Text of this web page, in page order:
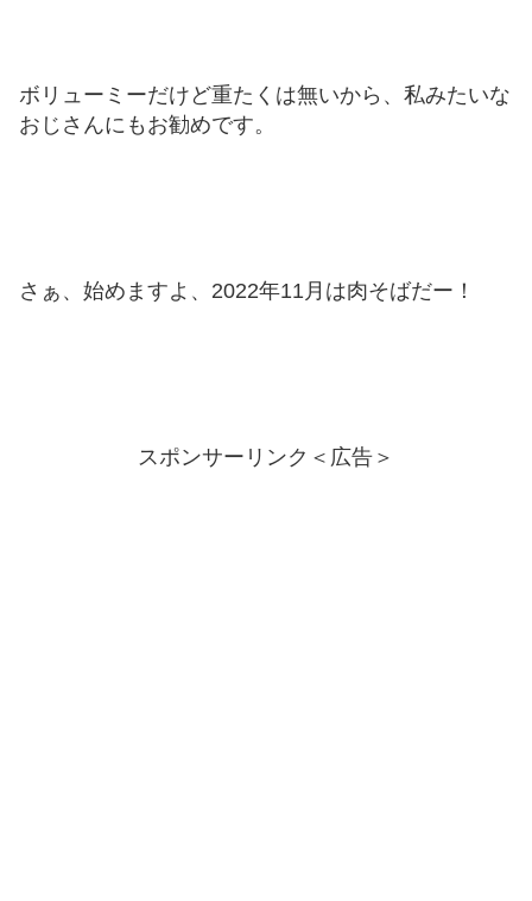
ボリューミーだけど重たくは無いから、私みたいな
おじさんにもお勧めです。
さぁ、始めますよ、2022年11月は肉そばだー！
スポンサーリンク＜広告＞